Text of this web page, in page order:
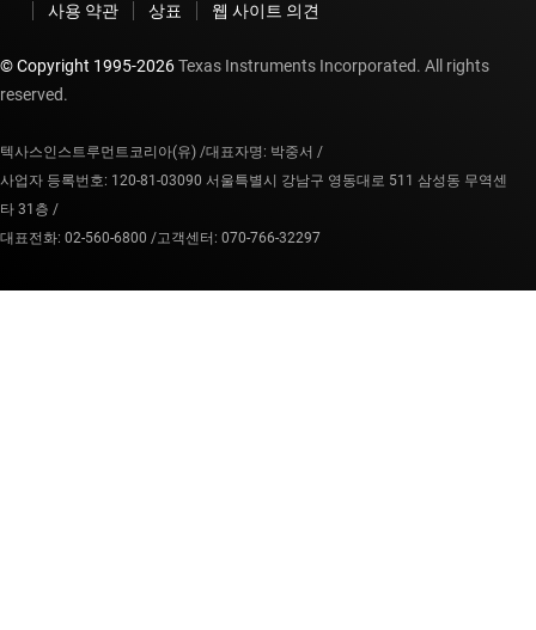
사용 약관
상표 웹 사이트 의견
© Copyright 1995-2026Texas Instruments Incorporated. All rights
reserved.
텍사스인스트루먼트코리아(유) /대표자명: 박중서 /
사업자 등록번호: 120-81-03090 서울특별시 강남구 영동대로 511 삼성동 무역센
타 31층 /
대표전화: 02-560-6800 /고객센터: 070-766-32297